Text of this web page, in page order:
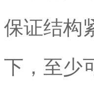
保证结构
下，至少